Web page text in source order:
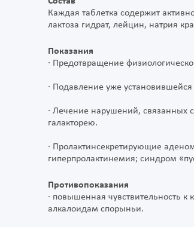
Каждая таблетка содержит
лактоза гидрат, лейцин, натрия
Показания
· Предотвращение
· Подавление уже
· Лечение нарушений, связанных
галакторею.
· Пролактинсекретирующие
гиперпролактинемия; синдром
Противопоказания
· повышенная чувствительность
алкалоидам спорыньи.